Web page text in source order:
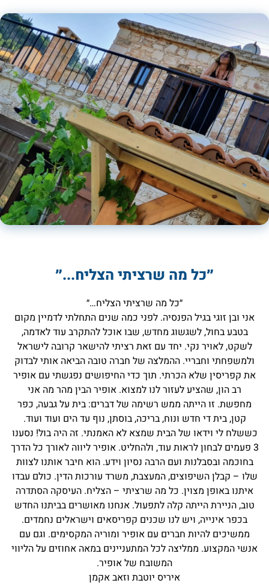
״כל מה שרציתי הצליח...״
״כל מה שרציתי הצליח…״
אני ובן זוגי בגיל הפנסיה. לפני כמה שנים התחלתי לדמיין מקום
בטבע בחול, לשגשוג מחדש, שבו אוכל להתקרב עוד לאדמה,
לשקט, לאויר נקי. יחד עם זאת רציתי להישאר קרובה לישראל
ולמשפחתי וחבריי. ההמלצה של חברה טובה הביאה אותי לבדוק
את קפריסין שלא הכרתי. תוך כדי החיפושים נפגשתי עם אופיר
רב הון, שהציע לעזור לנו למצוא. אופיר הבין מהר מה אני
מחפשת. זו הייתה ממש רשימה של דברים: בית על גבעה, כפר
קטן, בית די חדש ונוח, בריכה, בוסתן, נוף עד הים ועוד ועוד.
כששלח לי וידאו של הבית שמצא לא האמנתי. זה היה בול! נסענו
3 פעמים לבחון לראות עוד, ולהחליט. אופיר ליווה לאורך כל הדרך
בחוכמה ובסבלנות ועם הרבה נסיון וידע. הוא חיבר אותנו לצוות
שלו – קבלן השיפוצים, המעצבת, משרד עורכות הדין. כולם עבדו
איתנו באופן מצוין. כל מה שרציתי – הצליח. העיסקה הסתדרה
טוב, הניירת הייתה קלה לתפעול. אנחנו מאושרים בביתנו החדש
בכפר אינייה, ויש לנו שכנים קפריסאים וישראלים נחמדים.
ממשיכים להיות חברים עם אופיר ומוריה המקסימים. וגם עם
אנשי המקצוע. ממליצה לכל המתעניינים במאה אחוזים על הליווי
המשובח של אופיר.
איריס יוטבת וזאב אקמן